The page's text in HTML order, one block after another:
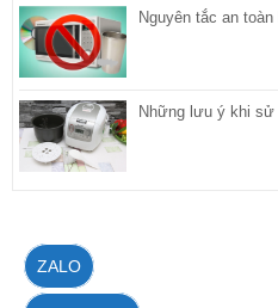
Nguyên tắc an
Những lưu ý khi
ZALO